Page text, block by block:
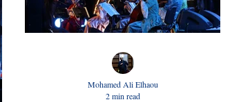
Mohamed Ali Elhaou
2 min read